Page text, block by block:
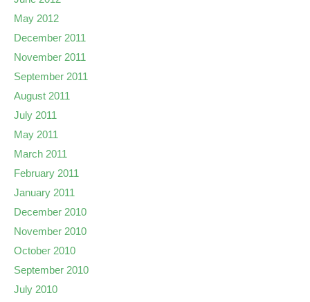
May 2012
December 2011
November 2011
September 2011
August 2011
July 2011
May 2011
March 2011
February 2011
January 2011
December 2010
November 2010
October 2010
September 2010
July 2010